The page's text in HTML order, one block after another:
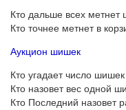
Кто дальше всех метнет
Кто точнее метнет в
Аукцион шишек
Кто угадает число
Кто назовет вес одной
Кто Последний назовет